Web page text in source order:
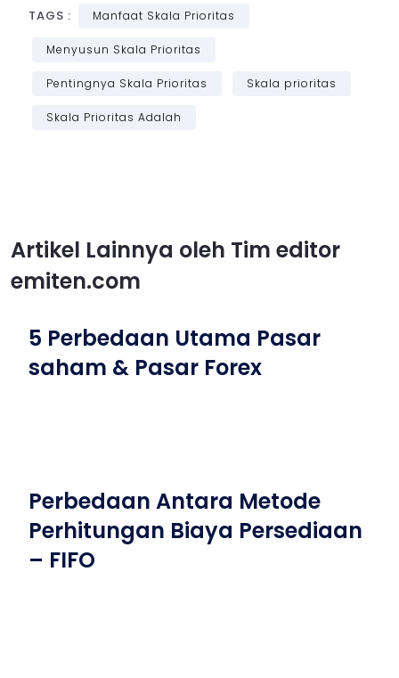
TAGS : Manfaat Skala Prioritas
Menyusun Skala Prioritas
Pentingnya Skala Prioritas Skala prioritas
Skala Prioritas Adalah
Artikel Lainnya oleh Tim editor
emiten.com
5 Perbedaan Utama Pasar
saham & Pasar Forex
Perbedaan Antara Metode
Perhitungan Biaya Persediaan
– FIFO